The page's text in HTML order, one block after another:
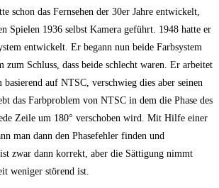
schon das Fernsehen der 30er Jahre entwickelt,
Spielen 1936 selbst Kamera geführt. 1948 hatte er
entwickelt. Er begann nun beide Farbsystem
zum Schluss, dass beide schlecht waren. Er arbeitet
basierend auf NTSC, verschwieg dies aber seinen
das Farbproblem von NTSC in dem die Phase des
Zeile um 180° verschoben wird. Mit Hilfe einer
man dann den Phasefehler finden und
zwar dann korrekt, aber die Sättigung nimmt
weniger störend ist.